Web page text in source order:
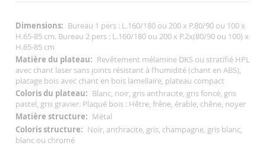
Informations
Complémentaires
Bureau 1 pers : L.160/180 ou 200 x P.80/90 ou 100 x
H.65-85 cm. Bureau 2 pers : L.160/180 ou 200 x P.2x(80/90 ou 100) x
H.65-85 cm
Revêtement mélamine DKS ou stratifié HPL
avec chant laser sans joints résistant à l’humidité (chant en ABS),
placage bois avec chant en bois lamellaire, plateau compact
Blanc, noir, gris anthracite, gris foncé, gris
pastel, gris gravier. Plaqué bois : Hêtre, frêne, érable, chêne, noyer
Métal
Noir, anthracite, gris, champagne, gris blanc,
blanc ou chromé